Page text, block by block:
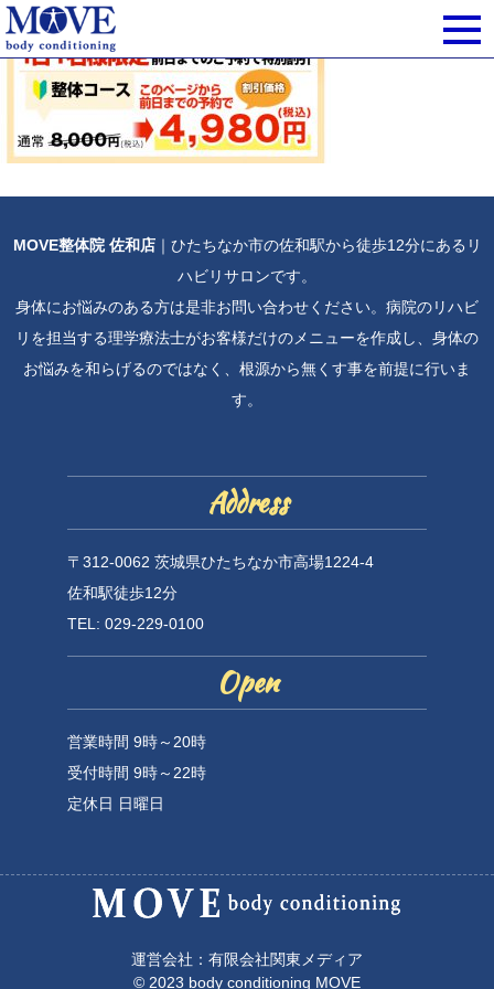
MOVE整体院 佐和店｜ひたちなか市の佐和駅から徒歩12分にあるリ
ハビリサロンです。
身体にお悩みのある方は是非お問い合わせください。病院のリハビ
リを担当する理学療法士がお客様だけのメニューを作成し、身体の
お悩みを和らげるのではなく、根源から無くす事を前提に行いま
す。
Address
〒312-0062 茨城県ひたちなか市高場1224-4
佐和駅徒歩12分
TEL: 029-229-0100
Open
営業時間 9時～20時
受付時間 9時～22時
定休日 日曜日
運営会社：有限会社関東メディア
© 2023 body conditioning MOVE